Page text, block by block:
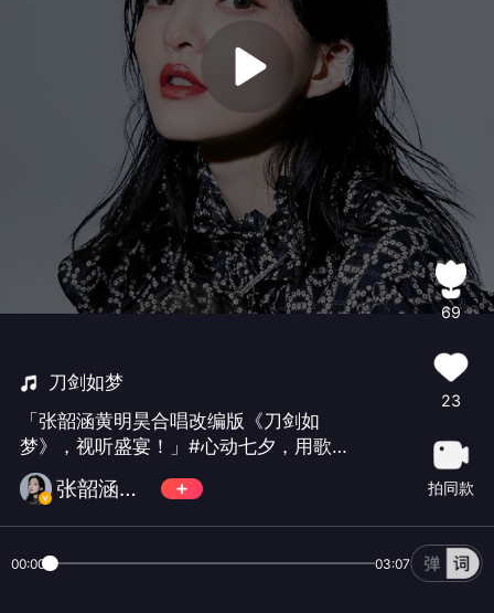
刀剑如梦
「张韶涵黄明昊合唱改编版《刀剑如
梦》，视听盛宴！」#心动七夕，用歌声
告白##怎么可以错过这首歌#
张韶涵吧数据站
69
23
拍同款
00:00 03:07